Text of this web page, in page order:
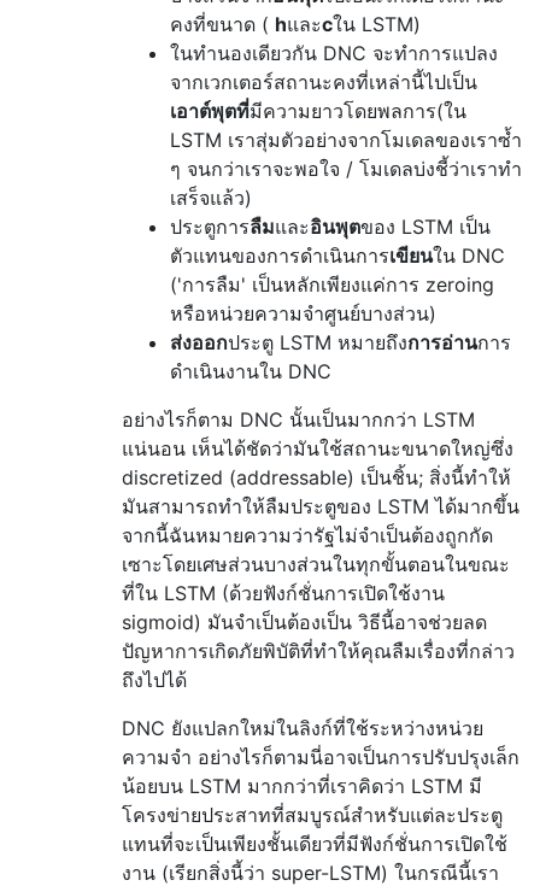
คงที่ขนาด ( hและcใน LSTM)
ในทำนองเดียวกัน DNC จะทำการแปลง
จากเวกเตอร์สถานะคงที่เหล่านี้ไปเป็น
เอาต์พุตที่มีความยาวโดยพลการ(ใน
LSTM เราสุ่มตัวอย่างจากโมเดลของเราซ้ำ
ๆ จนกว่าเราจะพอใจ / โมเดลบ่งชี้ว่าเราทำ
เสร็จแล้ว)
ประตูการลืมและอินพุตของ LSTM เป็น
ตัวแทนของการดำเนินการเขียนใน DNC
('การลืม' เป็นหลักเพียงแค่การ zeroing
หรือหน่วยความจำศูนย์บางส่วน)
ส่งออกประตู LSTM หมายถึงการอ่านการ
ดำเนินงานใน DNC
อย่างไรก็ตาม DNC นั้นเป็นมากกว่า LSTM
แน่นอน เห็นได้ชัดว่ามันใช้สถานะขนาดใหญ่ซึ่ง
discretized (addressable) เป็นชิ้น; สิ่งนี้ทำให้
มันสามารถทำให้ลืมประตูของ LSTM ได้มากขึ้น
จากนี้ฉันหมายความว่ารัฐไม่จำเป็นต้องถูกกัด
เซาะโดยเศษส่วนบางส่วนในทุกขั้นตอนในขณะ
ที่ใน LSTM (ด้วยฟังก์ชั่นการเปิดใช้งาน
sigmoid) มันจำเป็นต้องเป็น วิธีนี้อาจช่วยลด
ปัญหาการเกิดภัยพิบัติที่ทำให้คุณลืมเรื่องที่กล่าว
ถึงไปได้
DNC ยังแปลกใหม่ในลิงก์ที่ใช้ระหว่างหน่วย
ความจำ อย่างไรก็ตามนี่อาจเป็นการปรับปรุงเล็ก
น้อยบน LSTM มากกว่าที่เราคิดว่า LSTM มี
โครงข่ายประสาทที่สมบูรณ์สำหรับแต่ละประตู
แทนที่จะเป็นเพียงชั้นเดียวที่มีฟังก์ชั่นการเปิดใช้
งาน (เรียกสิ่งนี้ว่า super-LSTM) ในกรณีนี้เรา